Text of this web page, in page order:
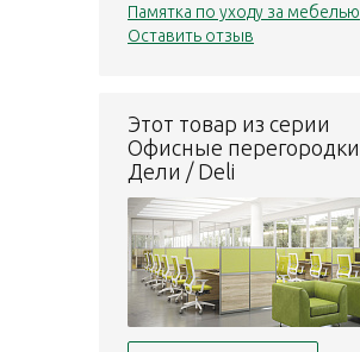
Памятка по уходу за мебелью
Оставить отзыв
Этот товар из серии
Офисные перегородки
Дели / Deli